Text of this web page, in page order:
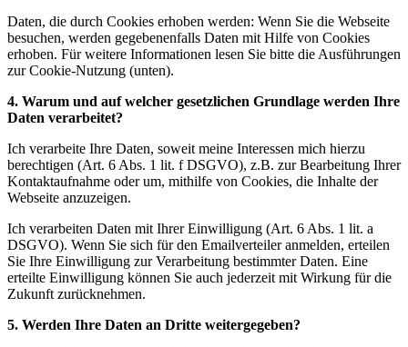
Daten, die durch Cookies erhoben werden: Wenn Sie die Webseite
besuchen, werden gegebenenfalls Daten mit Hilfe von Cookies
erhoben. Für weitere Informationen lesen Sie bitte die Ausführungen
zur Cookie-Nutzung (unten).
4. Warum und auf welcher gesetzlichen Grundlage werden Ihre
Daten verarbeitet?
Ich verarbeite Ihre Daten, soweit meine Interessen mich hierzu
berechtigen (Art. 6 Abs. 1 lit. f DSGVO), z.B. zur Bearbeitung Ihrer
Kontaktaufnahme oder um, mithilfe von Cookies, die Inhalte der
Webseite anzuzeigen.
Ich verarbeiten Daten mit Ihrer Einwilligung (Art. 6 Abs. 1 lit. a
DSGVO). Wenn Sie sich für den Emailverteiler anmelden, erteilen
Sie Ihre Einwilligung zur Verarbeitung bestimmter Daten. Eine
erteilte Einwilligung können Sie auch jederzeit mit Wirkung für die
Zukunft zurücknehmen.
5. Werden Ihre Daten an Dritte weitergegeben?